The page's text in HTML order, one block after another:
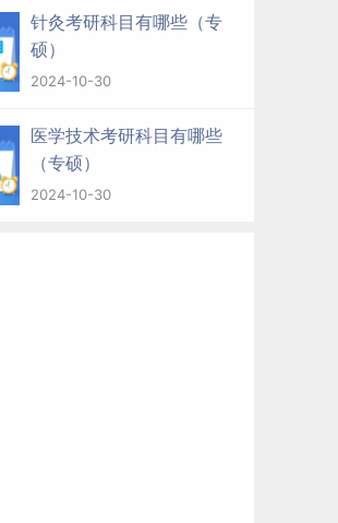
针灸考研科目有哪些（专
硕）
2024-10-30
医学技术考研科目有哪些
（专硕）
2024-10-30